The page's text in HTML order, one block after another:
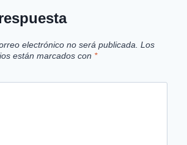
electrónico no será publicada. Los
están marcados con *